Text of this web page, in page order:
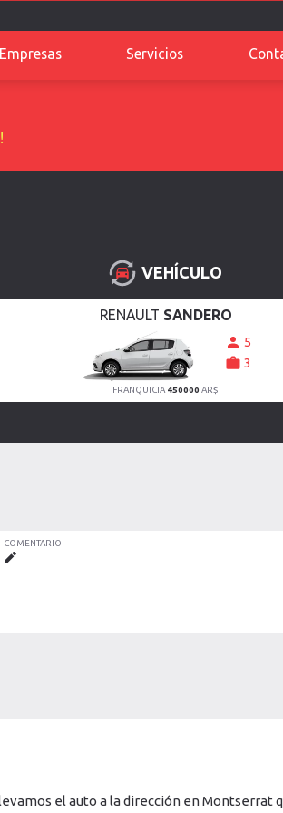
Servicios
VEHÍCULO
RENAULT SANDERO
5
3
FRANQUICIA 450000 AR$
COMENTARIO
el auto a la dirección en Montserrat